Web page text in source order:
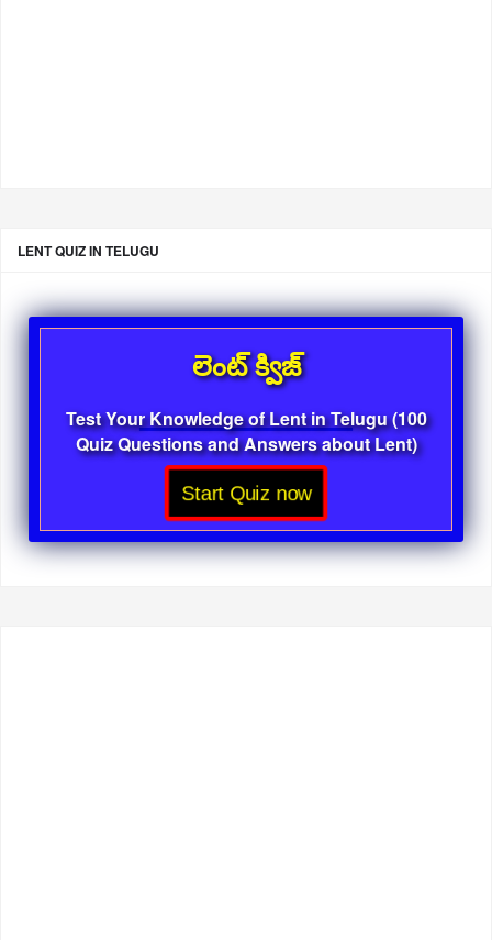
LENT QUIZ IN TELUGU
లెంట్ క్విజ్
Test Your Knowledge of Lent in Telugu (100
Quiz Questions and Answers about Lent)
Start Quiz now